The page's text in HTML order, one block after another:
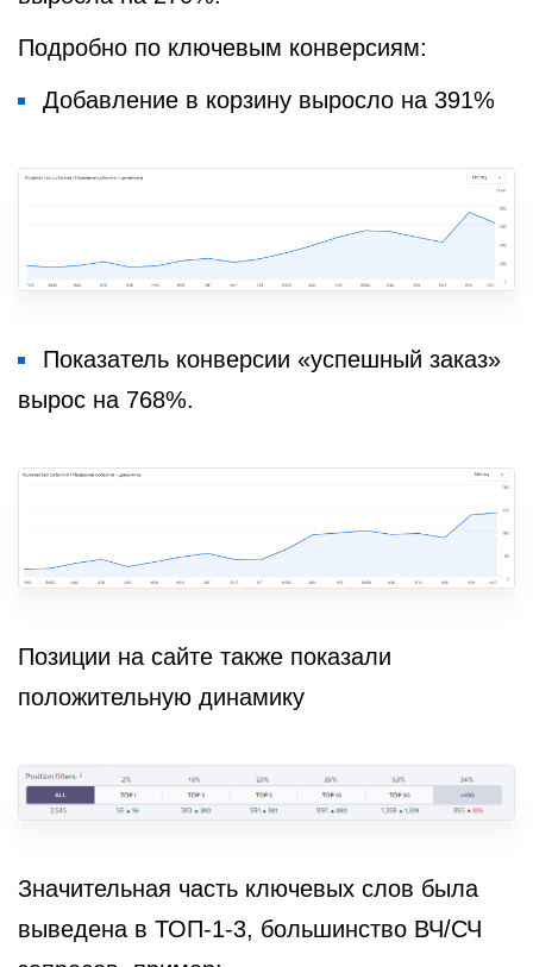
Подробно по ключевым конверсиям:
Добавление в корзину выросло на 391%
Показатель конверсии «успешный заказ»
вырос на 768%.
Позиции на сайте также показали
положительную динамику
Значительная часть ключевых слов была
выведена в ТОП-1-3, большинство ВЧ/СЧ